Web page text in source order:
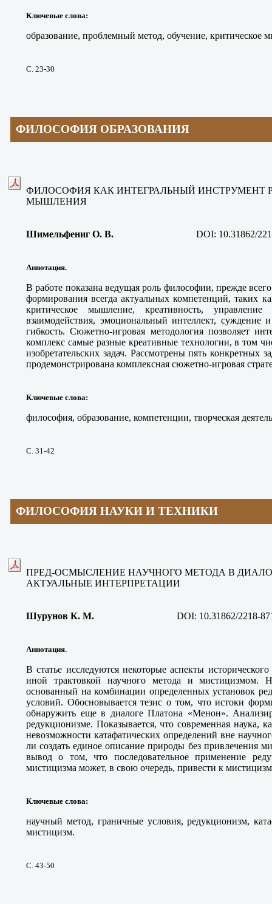
Ключевые слова:
образование, проблемный метод, обучение, критическое
С. 23-30
ФИЛОСОФИЯ ОБРАЗОВАНИЯ
ФИЛОСОФИЯ КАК ИНТЕГРАЛЬНЫЙ ИНСТРУМЕНТ
МЫШЛЕНИЯ
Шимельфениг О. В. DOI: 10.31862/
Аннотация.
В работе показана ведущая роль философии, прежде
формирования всегда актуальных компетенций, таких
критическое мышление, креативность,
взаимодействия, эмоциональный интеллект, суждение
гибкость. Сюжетно-игровая методология позволяет
комплекс самые разные креативные технологии, в том
изобретательских задач. Рассмотрены пять конкретных
продемонстрирована комплексная сюжетно-игровая
Ключевые слова:
философия, образование, компетенции, творческая
С. 31-42
ФИЛОСОФИЯ НАУКИ И ТЕХНИКИ
ПРЕД-ОСМЫСЛЕНИЕ НАУЧНОГО МЕТОДА В
АКТУАЛЬНЫЕ ИНТЕРПРЕТАЦИИ
Шурунов К. М. DOI: 10.31862/2218-
Аннотация.
В статье исследуются некоторые аспекты
иной трактовкой научного метода и мистицизмом.
основанный на комбинации определенных установок
условий. Обосновывается тезис о том, что истоки
обнаружить еще в диалоге Платона «Менон».
редукционизме. Показывается, что современная наука,
невозможности катафатических определений вне
ли создать единое описание природы без привлечения
вывод о том, что последовательное применение
мистицизма может, в свою очередь, привести к
Ключевые слова:
научный метод, граничные условия, редукционизм,
мистицизм.
С. 43-50